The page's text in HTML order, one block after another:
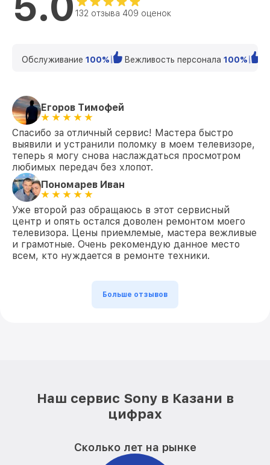
Замена шлейфа матрицы KDL-49WF804
Замена корпуса KDL-49WF804 Sony
132 отзыва 409 оценок
Обслуживание 100% Вежливость персонала 100%
Егоров Тимофей
Спасибо за отличный сервис! Мастера быстро
выявили и устранили поломку в моем телевизоре,
теперь я могу снова наслаждаться просмотром
любимых передач без хлопот.
Пономарев Иван
Уже второй раз обращаюсь в этот сервисный
центр и опять остался доволен ремонтом моего
телевизора. Цены приемлемые, мастера вежливые
и грамотные. Очень рекомендую данное место
всем, кто нуждается в ремонте техники.
Больше отзывов
Наш сервис Sony в Казани в
цифрах
Сколько лет на рынке